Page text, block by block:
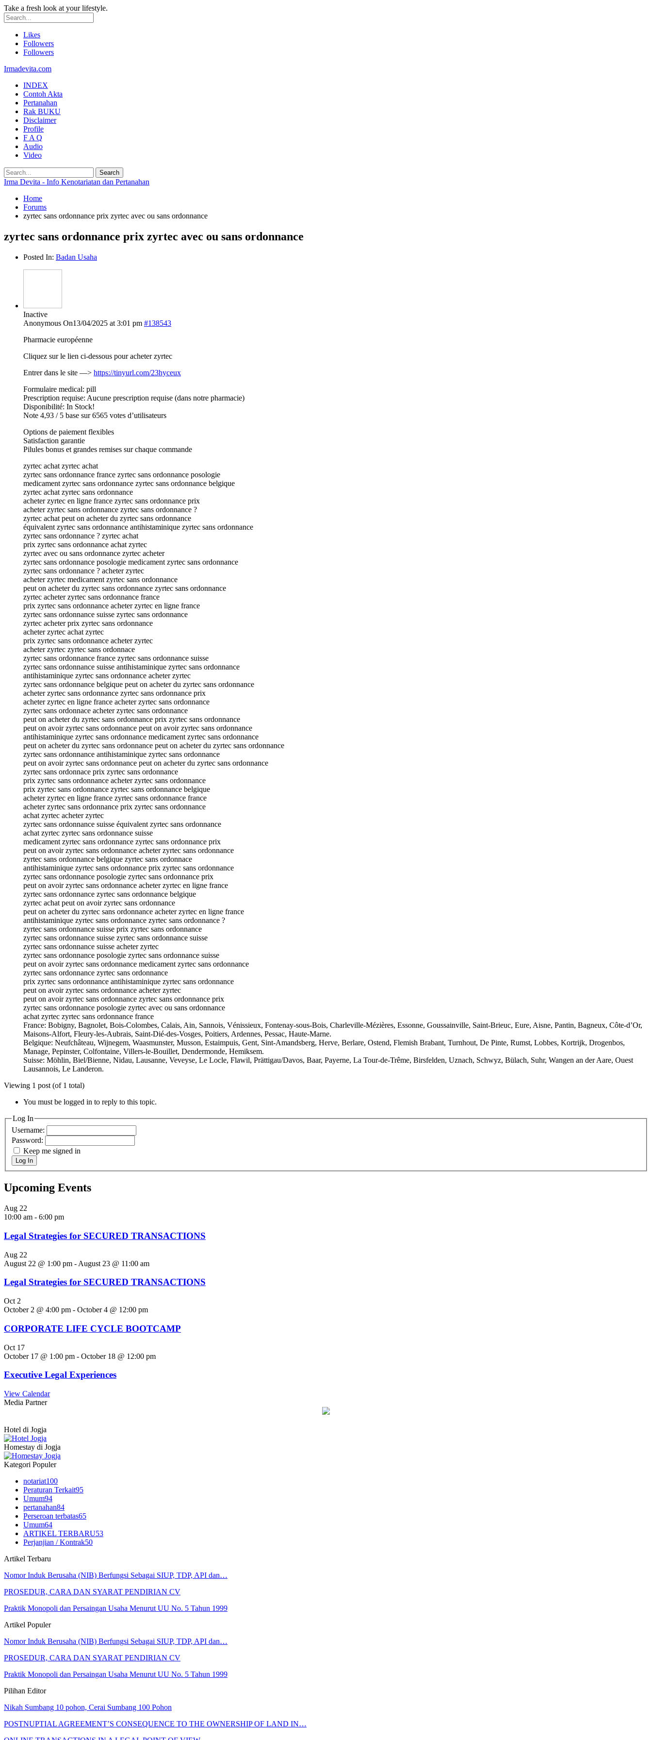
Take a fresh look at your lifestyle.
Likes
Followers
Followers
Irmadevita.com
INDEX
Contoh Akta
Pertanahan
Rak BUKU
Disclaimer
Profile
F A Q
Audio
Video
Irma Devita - Info Kenotariatan dan Pertanahan
Home
Forums
zyrtec sans ordonnance prix zyrtec avec ou sans ordonnance
zyrtec sans ordonnance prix zyrtec avec ou sans ordonnance
Posted In: Badan Usaha
Inactive
Anonymous On13/04/2025 at 3:01 pm #138543
Pharmacie européenne
Cliquez sur le lien ci-dessous pour acheter zyrtec
Entrer dans le site —> https://tinyurl.com/23hyceux
Formulaire medical: pill
Prescription requise: Aucune prescription requise (dans notre pharmacie)
Disponibilité: In Stock!
Note 4,93 / 5 base sur 6565 votes d’utilisateurs
Options de paiement flexibles
Satisfaction garantie
Pilules bonus et grandes remises sur chaque commande
zyrtec achat zyrtec achat
zyrtec sans ordonnance france zyrtec sans ordonnance posologie
medicament zyrtec sans ordonnance zyrtec sans ordonnance belgique
zyrtec achat zyrtec sans ordonnance
acheter zyrtec en ligne france zyrtec sans ordonnance prix
acheter zyrtec sans ordonnance zyrtec sans ordonnance ?
zyrtec achat peut on acheter du zyrtec sans ordonnance
équivalent zyrtec sans ordonnance antihistaminique zyrtec sans ordonnance
zyrtec sans ordonnance ? zyrtec achat
prix zyrtec sans ordonnance achat zyrtec
zyrtec avec ou sans ordonnance zyrtec acheter
zyrtec sans ordonnance posologie medicament zyrtec sans ordonnance
zyrtec sans ordonnance ? acheter zyrtec
acheter zyrtec medicament zyrtec sans ordonnance
peut on acheter du zyrtec sans ordonnance zyrtec sans ordonnance
zyrtec acheter zyrtec sans ordonnance france
prix zyrtec sans ordonnance acheter zyrtec en ligne france
zyrtec sans ordonnance suisse zyrtec sans ordonnance
zyrtec acheter prix zyrtec sans ordonnance
acheter zyrtec achat zyrtec
prix zyrtec sans ordonnance acheter zyrtec
acheter zyrtec zyrtec sans ordonnace
zyrtec sans ordonnance france zyrtec sans ordonnance suisse
zyrtec sans ordonnance suisse antihistaminique zyrtec sans ordonnance
antihistaminique zyrtec sans ordonnance acheter zyrtec
zyrtec sans ordonnance belgique peut on acheter du zyrtec sans ordonnance
acheter zyrtec sans ordonnance zyrtec sans ordonnance prix
acheter zyrtec en ligne france acheter zyrtec sans ordonnance
zyrtec sans ordonnace acheter zyrtec sans ordonnance
peut on acheter du zyrtec sans ordonnance prix zyrtec sans ordonnance
peut on avoir zyrtec sans ordonnance peut on avoir zyrtec sans ordonnance
antihistaminique zyrtec sans ordonnance medicament zyrtec sans ordonnance
peut on acheter du zyrtec sans ordonnance peut on acheter du zyrtec sans ordonnance
zyrtec sans ordonnance antihistaminique zyrtec sans ordonnance
peut on avoir zyrtec sans ordonnance peut on acheter du zyrtec sans ordonnance
zyrtec sans ordonnace prix zyrtec sans ordonnance
prix zyrtec sans ordonnance acheter zyrtec sans ordonnance
prix zyrtec sans ordonnance zyrtec sans ordonnance belgique
acheter zyrtec en ligne france zyrtec sans ordonnance france
acheter zyrtec sans ordonnance prix zyrtec sans ordonnance
achat zyrtec acheter zyrtec
zyrtec sans ordonnance suisse équivalent zyrtec sans ordonnance
achat zyrtec zyrtec sans ordonnance suisse
medicament zyrtec sans ordonnance zyrtec sans ordonnance prix
peut on avoir zyrtec sans ordonnance acheter zyrtec sans ordonnance
zyrtec sans ordonnance belgique zyrtec sans ordonnace
antihistaminique zyrtec sans ordonnance prix zyrtec sans ordonnance
zyrtec sans ordonnance posologie zyrtec sans ordonnance prix
peut on avoir zyrtec sans ordonnance acheter zyrtec en ligne france
zyrtec sans ordonnance zyrtec sans ordonnance belgique
zyrtec achat peut on avoir zyrtec sans ordonnance
peut on acheter du zyrtec sans ordonnance acheter zyrtec en ligne france
antihistaminique zyrtec sans ordonnance zyrtec sans ordonnance ?
zyrtec sans ordonnance suisse prix zyrtec sans ordonnance
zyrtec sans ordonnance suisse zyrtec sans ordonnance suisse
zyrtec sans ordonnance suisse acheter zyrtec
zyrtec sans ordonnance posologie zyrtec sans ordonnance suisse
peut on avoir zyrtec sans ordonnance medicament zyrtec sans ordonnance
zyrtec sans ordonnance zyrtec sans ordonnance
prix zyrtec sans ordonnance antihistaminique zyrtec sans ordonnance
peut on avoir zyrtec sans ordonnance acheter zyrtec
peut on avoir zyrtec sans ordonnance zyrtec sans ordonnance prix
zyrtec sans ordonnance posologie zyrtec avec ou sans ordonnance
achat zyrtec zyrtec sans ordonnance france
France: Bobigny, Bagnolet, Bois-Colombes, Calais, Ain, Sannois, Vénissieux, Fontenay-sous-Bois, Charleville-Mézières, Essonne, Goussainville, Saint-Brieuc, Eure, Aisne, Pantin, Bagneux, Côte-d’Or,
Maisons-Alfort, Fleury-les-Aubrais, Saint-Dié-des-Vosges, Poitiers, Ardennes, Pessac, Haute-Marne.
Belgique: Neufchâteau, Wijnegem, Waasmunster, Musson, Estaimpuis, Gent, Sint-Amandsberg, Herve, Berlare, Ostend, Flemish Brabant, Turnhout, De Pinte, Rumst, Lobbes, Kortrijk, Drogenbos,
Manage, Pepinster, Colfontaine, Villers-le-Bouillet, Dendermonde, Hemiksem.
Suisse: Möhlin, Biel/Bienne, Nidau, Lausanne, Veveyse, Le Locle, Flawil, Prättigau/Davos, Baar, Payerne, La Tour-de-Trême, Birsfelden, Uznach, Schwyz, Bülach, Suhr, Wangen an der Aare, Ouest
Lausannois, Le Landeron.
Viewing 1 post (of 1 total)
You must be logged in to reply to this topic.
Log In
Username:
Password:
Keep me signed in
Log In
Upcoming Events
Aug 22
10:00 am - 6:00 pm
Legal Strategies for SECURED TRANSACTIONS
Aug 22
August 22 @ 1:00 pm - August 23 @ 11:00 am
Legal Strategies for SECURED TRANSACTIONS
Oct 2
October 2 @ 4:00 pm - October 4 @ 12:00 pm
CORPORATE LIFE CYCLE BOOTCAMP
Oct 17
October 17 @ 1:00 pm - October 18 @ 12:00 pm
Executive Legal Experiences
View Calendar
Media Partner
Hotel di Jogja
Homestay di Jogja
Kategori Populer
notariat100
Peraturan Terkait95
Umum94
pertanahan84
Perseroan terbatas65
Umum64
ARTIKEL TERBARU53
Perjanjian / Kontrak50
Artikel Terbaru
Nomor Induk Berusaha (NIB) Berfungsi Sebagai SIUP, TDP, API dan…
PROSEDUR, CARA DAN SYARAT PENDIRIAN CV
Praktik Monopoli dan Persaingan Usaha Menurut UU No. 5 Tahun 1999
Artikel Populer
Nomor Induk Berusaha (NIB) Berfungsi Sebagai SIUP, TDP, API dan…
PROSEDUR, CARA DAN SYARAT PENDIRIAN CV
Praktik Monopoli dan Persaingan Usaha Menurut UU No. 5 Tahun 1999
Pilihan Editor
Nikah Sumbang 10 pohon, Cerai Sumbang 100 Pohon
POSTNUPTIAL AGREEMENT’S CONSEQUENCE TO THE OWNERSHIP OF LAND IN…